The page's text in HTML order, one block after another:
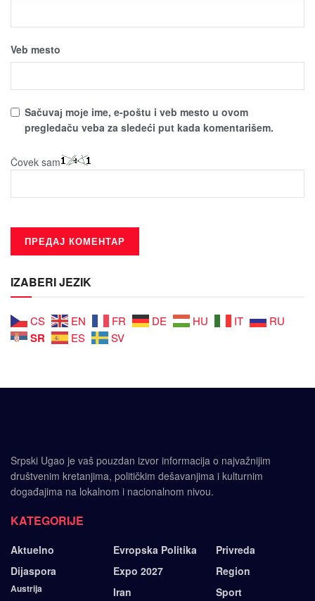
Veb mesto
Sačuvaј moјe ime, e-poštu i veb mesto u ovom
pregledaču veba za sledeći put kada komentarišem.
Čovek sam
IZABERI JEZIK
CS EN FR DE HU IT RU
SR ES SV
Srpski Ugao je vaš pouzdan izvor informacija o najvažnijim
društvenim kretanjima, političkim dešavanjima i kulturnim
događajima na lokalnom i nacionalnom nivou.
KATEGORIJE
Aktuelno
Dijaspora
Austrija
Evropska Politika
Expo 2027
Iran
Privreda
Region
Sport